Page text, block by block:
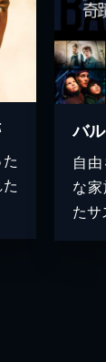
バ
自
な
たサ